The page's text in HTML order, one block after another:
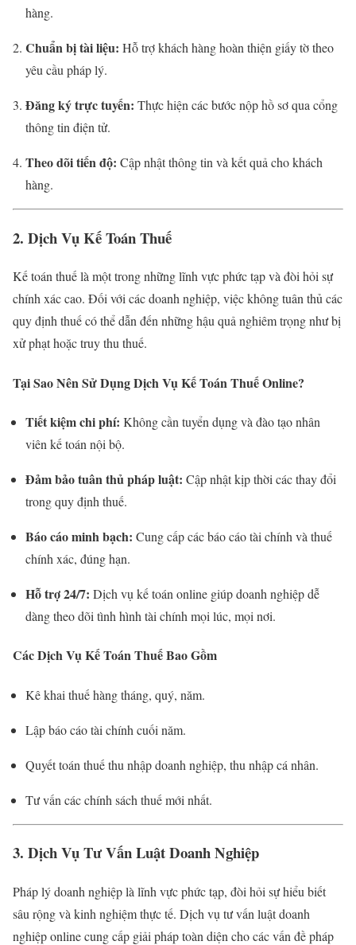
hàng.
Chuẩn bị tài liệu: Hỗ trợ khách hàng hoàn thiện giấy tờ theo
yêu cầu pháp lý.
Đăng ký trực tuyến: Thực hiện các bước nộp hồ sơ qua cổng
thông tin điện tử.
Theo dõi tiến độ: Cập nhật thông tin và kết quả cho khách
hàng.
2. Dịch Vụ Kế Toán Thuế
Kế toán thuế là một trong những lĩnh vực phức tạp và đòi hỏi sự
chính xác cao. Đối với các doanh nghiệp, việc không tuân thủ các
quy định thuế có thể dẫn đến những hậu quả nghiêm trọng như bị
xử phạt hoặc truy thu thuế.
Tại Sao Nên Sử Dụng Dịch Vụ Kế Toán Thuế Online?
Tiết kiệm chi phí: Không cần tuyển dụng và đào tạo nhân
viên kế toán nội bộ.
Đảm bảo tuân thủ pháp luật: Cập nhật kịp thời các thay đổi
trong quy định thuế.
Báo cáo minh bạch: Cung cấp các báo cáo tài chính và thuế
chính xác, đúng hạn.
Hỗ trợ 24/7: Dịch vụ kế toán online giúp doanh nghiệp dễ
dàng theo dõi tình hình tài chính mọi lúc, mọi nơi.
Các Dịch Vụ Kế Toán Thuế Bao Gồm
Kê khai thuế hàng tháng, quý, năm.
Lập báo cáo tài chính cuối năm.
Quyết toán thuế thu nhập doanh nghiệp, thu nhập cá nhân.
Tư vấn các chính sách thuế mới nhất.
3. Dịch Vụ Tư Vấn Luật Doanh Nghiệp
Pháp lý doanh nghiệp là lĩnh vực phức tạp, đòi hỏi sự hiểu biết
sâu rộng và kinh nghiệm thực tế. Dịch vụ tư vấn luật doanh
nghiệp online cung cấp giải pháp toàn diện cho các vấn đề pháp